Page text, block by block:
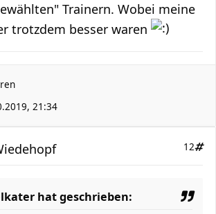
Trainern. Wobei meine
trotzdem besser waren
21:34
12
hat geschrieben: